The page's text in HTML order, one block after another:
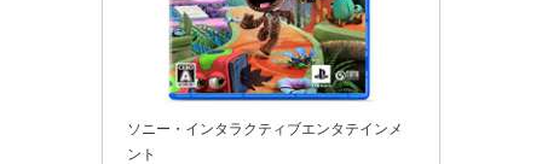
ソニー・インタラクティブエンタテインメ
ント